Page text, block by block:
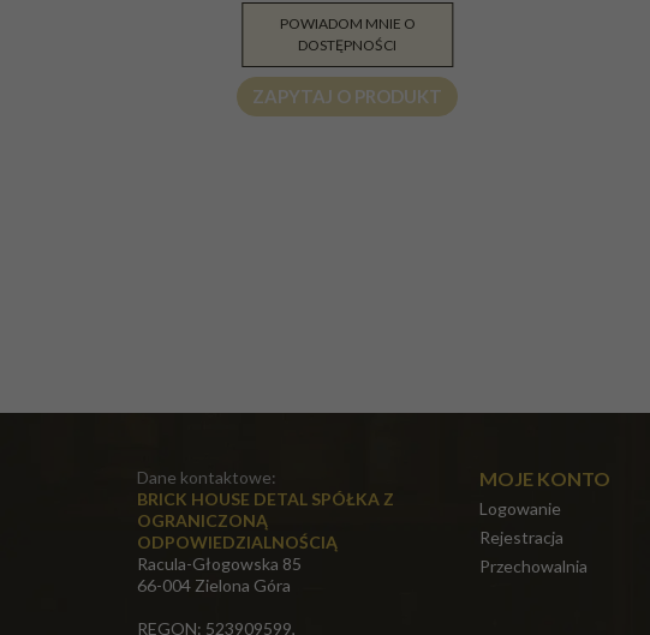
314.99PLN
ZAPYTAJ O PRODUKT
POWIADOM MNIE O
DOSTĘPNOŚCI
Dane kontaktowe:
BRICK HOUSE DETAL SPÓŁKA Z
OGRANICZONĄ
ODPOWIEDZIALNOŚCIĄ
Racula-Głogowska 85
66-004 Zielona Góra
REGON: 523909599,
MOJE KONTO
Logowanie
Rejestracja
Przechowalnia